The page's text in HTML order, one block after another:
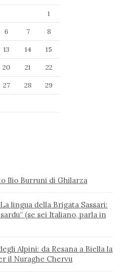
1
6 7
8
13 14
15
20 21
22
27 28
29
Ilio Burruni di Ghilarza
La lingua della Brigata Sassari:
(se sei Italiano, parla in
Alpini: da Resana a Biella la
il Nuraghe Chervu